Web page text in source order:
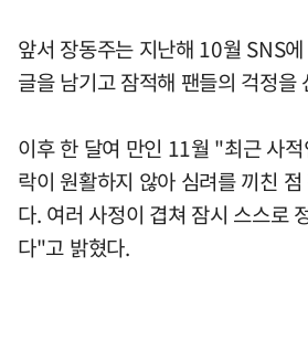
앞서 장동주는 지난해 10월 SNS
글을 남기고 잠적해 팬들의 걱정을
이후 한 달여 만인 11월 "최근 사
락이 원활하지 않아 심려를 끼친
다. 여러 사정이 겹쳐 잠시 스스로
다"고 밝혔다.